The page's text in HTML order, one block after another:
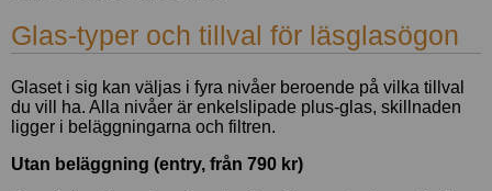
Glas-typer och tillval för läsglasögon
Glaset i sig kan väljas i fyra nivåer beroende på vilka tillval
du vill ha. Alla nivåer är enkelslipade plus-glas, skillnaden
ligger i beläggningarna och filtren.
Utan beläggning (entry, från 790 kr)